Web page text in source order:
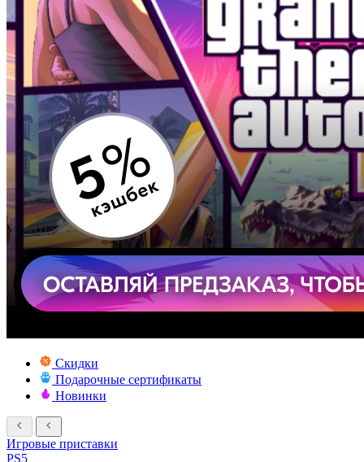
Скидки
Подарочные сертификаты
Новинки
Игровые приставки
PS5